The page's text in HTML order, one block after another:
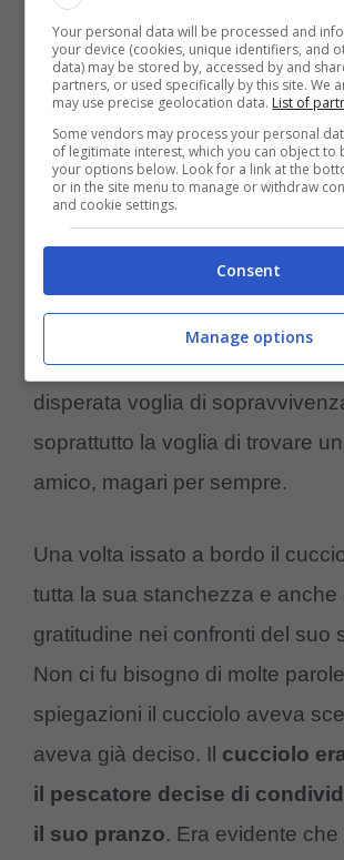
commovente il pescatore
compreso che il cucciolo
esitò un attimo, con estrema
fece salire sulla barca.
A quel puntola situazione era
cucciolo era in difficoltà,
stati abbandonato o si era
Il piccolo aveva nuotato
verso la barca il che ha rivelato
disperata voglia di
soprattutto la voglia di trovare
amico, magari per sempre.
Una volta issato a bordo il
tutta la sua stanchezza e anche
gratitudine nei confronti del suo
Non ci fu bisogno di molte
spiegazioni il cucciolo aveva
aveva già deciso. Il cucciolo
il pescatore decise di
il suo pranzo. Era evidente che
Your personal data will be processed and
your device (cookies, unique identifiers, and
data) may be stored by, accessed by and
partners, or used specifically by this site. We
may use precise geolocation data. List of
Some vendors may process your personal
of legitimate interest, which you can object to
your options below. Look for a link at the
or in the site menu to manage or withdraw
and cookie settings.
Consent
Manage options